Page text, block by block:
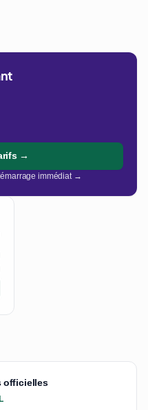
→
immédiat →
officielles